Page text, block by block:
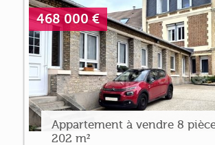
468 000 €
Appartement à vendre 8
202 m²